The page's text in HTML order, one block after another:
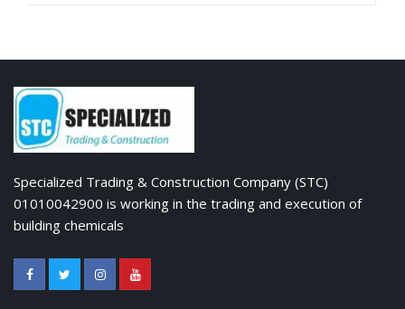
Specialized Trading & Construction Company (STC)
01010042900 is working in the trading and execution of
building chemicals